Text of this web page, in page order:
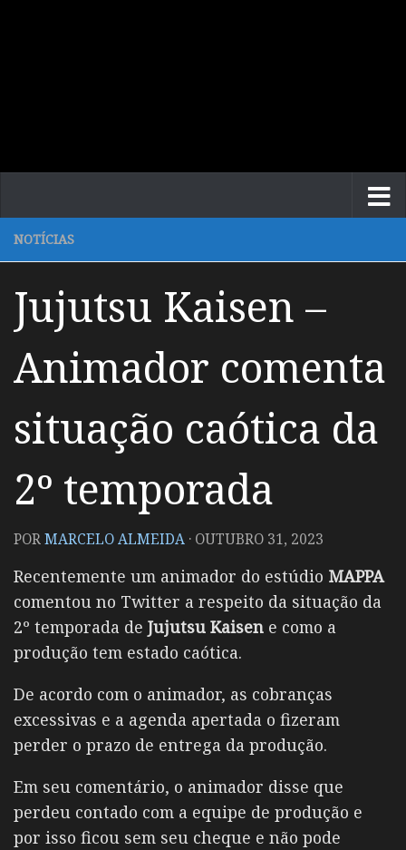
NOTÍCIAS
Jujutsu Kaisen –
Animador comenta
situação caótica da
2º temporada
PORMARCELO ALMEIDA · OUTUBRO 31, 2023
Recentemente um animador do estúdio MAPPA
comentou no Twitter a respeito da situação da
2º temporada de Jujutsu Kaisen e como a
produção tem estado caótica.
De acordo com o animador, as cobranças
excessivas e a agenda apertada o fizeram
perder o prazo de entrega da produção.
Em seu comentário, o animador disse que
perdeu contado com a equipe de produção e
por isso ficou sem seu cheque e não pode